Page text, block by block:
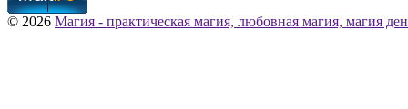
© 2026 Магия - практическая магия, любовная магия, магия